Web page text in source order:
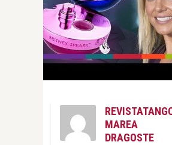
MAREA
DRAGOSTE